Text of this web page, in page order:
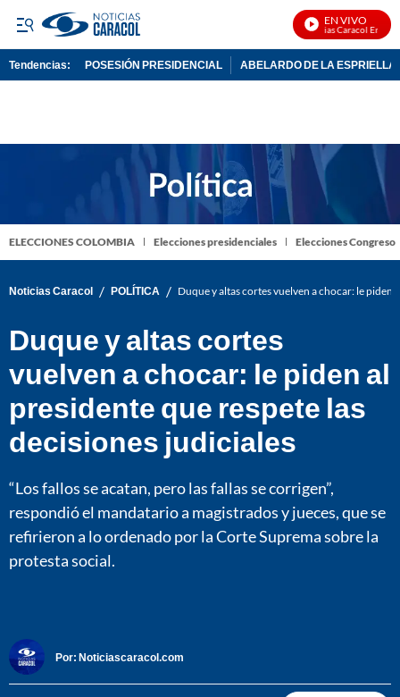
EN VIVO
Noticias Caracol En Vivo
Tendencias: POSESIÓN PRESIDENCIAL ABELARDO DE LA ESPRIELLA
ELECCIONES COLOMBIA Elecciones presidenciales Elecciones Congreso
Noticias Caracol / POLÍTICA / Duque y altas cortes vuelven a chocar: le piden
Duque y altas cortes
vuelven a chocar: le piden al
presidente que respete las
decisiones judiciales
“Los fallos se acatan, pero las fallas se corrigen”,
respondió el mandatario a magistrados y jueces, que se
refirieron a lo ordenado por la Corte Suprema sobre la
protesta social.
Por: Noticiascaracol.com